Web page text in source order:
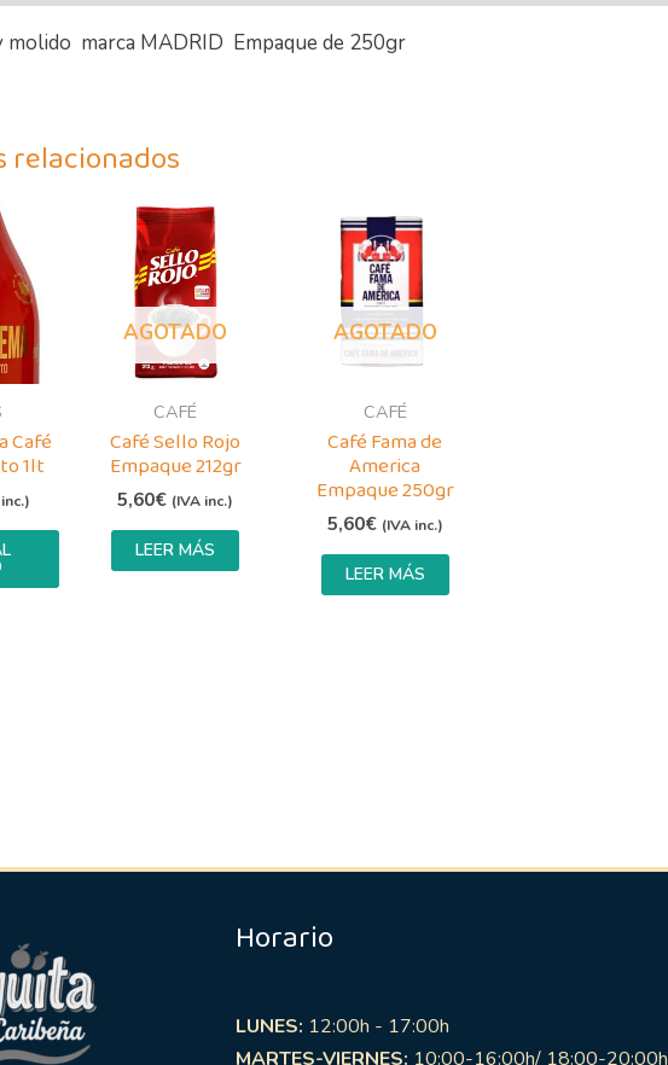
molido marca MADRID Empaque de 250gr
relacionados
Café
1lt
AGOTADO
CAFÉ
Café Sello Rojo
Empaque 212gr
5,60€ (IVA inc.)
LEER MÁS
AGOTADO
CAFÉ
Café Fama de
America
Empaque 250gr
5,60€ (IVA inc.)
LEER MÁS
Horario
LUNES: 12:00h - 17:00h
MARTES-VIERNES: 10:00-16:00h/ 18:00-20:00h